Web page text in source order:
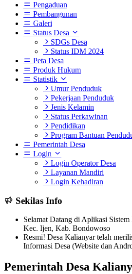
Pengaduan
Pembangunan
Galeri
Status Desa
SDGs Desa
Status IDM 2024
Peta Desa
Produk Hukum
Statistik
Umur Penduduk
Pekerjaan Penduduk
Jenis Kelamin
Status Perkawinan
Pendidikan
Program Bantuan
Pemerintah Desa
Login
Login Operator Desa
Layanan Mandiri
Login Kehadiran
Sekilas Info
Selamat Datang di Aplikasi
Kec. Ijen, Kab. Bondowoso
Resmi! Desa Kalianyar telah
Informasi Desa (Website dan
Pemerintah Desa